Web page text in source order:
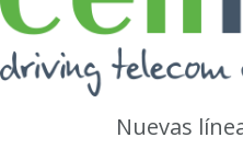
Nuevas